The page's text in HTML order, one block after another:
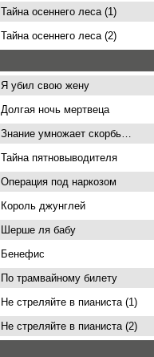
Тайна осеннего леса (1)
Тайна осеннего леса (2)
Я убил свою жену
Долгая ночь мертвеца
Знание умножает скорбь…
Тайна пятновыводителя
Операция под наркозом
Король джунглей
Шерше ля бабу
Бенефис
По трамвайному билету
Не стреляйте в пианиста (1)
Не стреляйте в пианиста (2)